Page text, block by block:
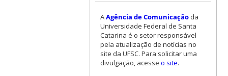
AAgência de Comunicaçãoda
Universidade Federal de Santa
Catarina é o setor responsável
pela atualização de notícias no
site da UFSC. Para solicitar uma
divulgação, acesse o site.